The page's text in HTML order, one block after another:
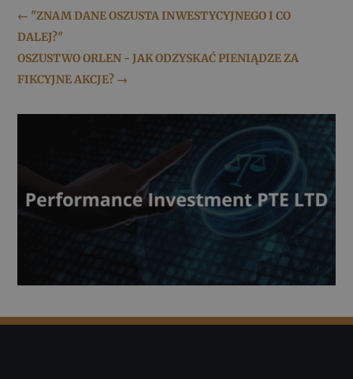
← "ZNAM DANE OSZUSTA INWESTYCYJNEGO I CO
DALEJ?"
OSZUSTWO ORLEN - JAK ODZYSKAĆ PIENIĄDZE ZA
FIKCYJNE AKCJE? →